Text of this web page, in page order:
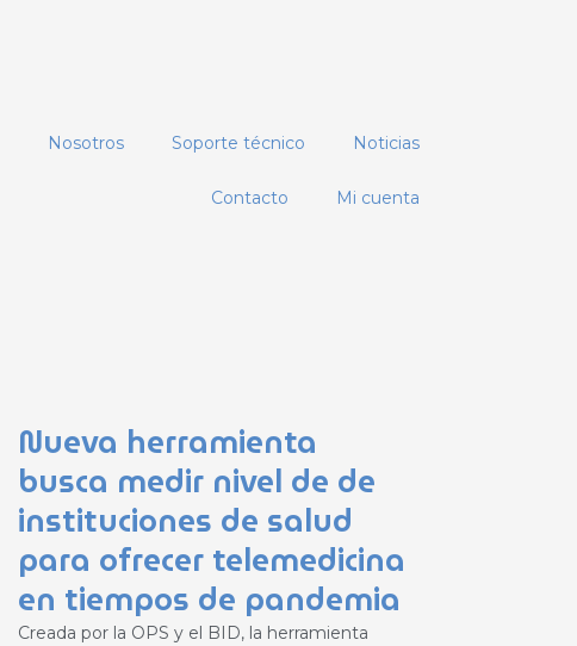
Nosotros Soporte técnico Noticias
Contacto Mi cuenta
Nueva herramienta
busca medir nivel de de
instituciones de salud
para ofrecer telemedicina
en tiempos de pandemia
Creada por la OPS y el BID, la herramienta